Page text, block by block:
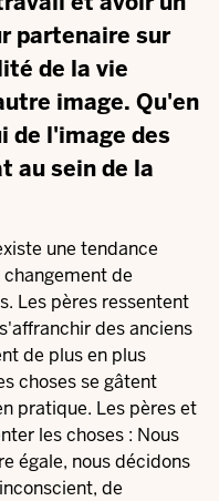
partenaire sur
de la vie
image. Qu'en
de l'image des
au sein de la
une tendance
de
Les pères ressentent
des anciens
de plus en plus
choses se gâtent
pratique. Les pères et
les choses : Nous
égale, nous décidons
de